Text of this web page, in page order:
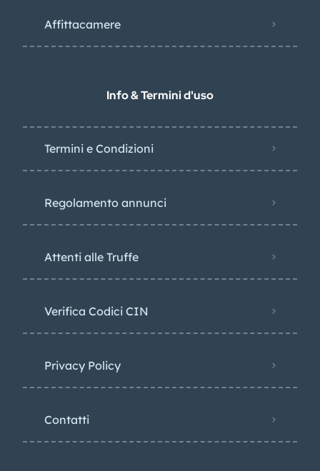
Affittacamere
Info & Termini d'uso
Termini e Condizioni
Regolamento annunci
Attenti alle Truffe
Verifica Codici CIN
Privacy Policy​
Contatti